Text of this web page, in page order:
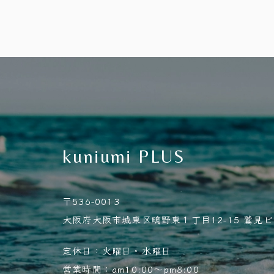
kuniumi PLUS
〒536-0013
大阪府大阪市城東区鴫野東１丁目12-15 鷲見
定休日：火曜日・水曜日
営業時間：am10:00～pm8:00